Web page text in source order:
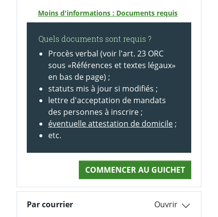
Moins d'informations : Documents requis
Quels documents sont requis ?
Procès verbal (voir l'art. 23 ORC
sous «Références et textes légaux»
en bas de page) ;
statuts mis à jour si modifiés ;
lettre d'acceptation de mandats
des personnes à inscrire ;
éventuelle attestation de domicile ;
etc.
COMMENCER AU GUICHET
Par courrier